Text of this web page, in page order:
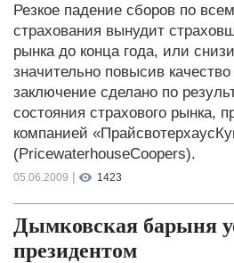
Резкое падение сборов по
страхования вынудит
рынка до конца года, или
значительно повысив
заключение сделано по
состояния страхового рынка,
компанией
(PricewaterhouseCoopers).
05.06.2009 | 1423
Дымковская барыня
президентом